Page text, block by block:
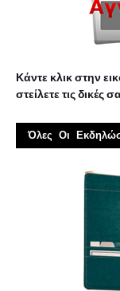
Κάντε κλικ στην
στείλετε τις δικές
Όλες Οι